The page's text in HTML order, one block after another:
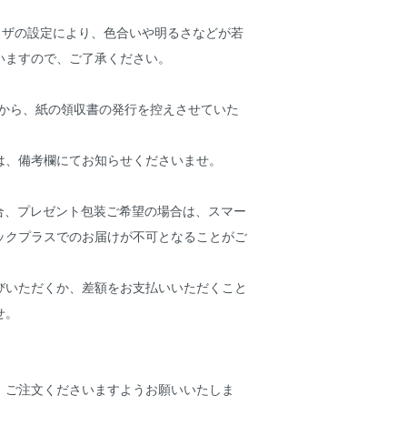
の設定により、色合いや明るさなどが若
すので、ご了承ください。
ら、紙の領収書の発行を控えさせていた
備考欄にてお知らせくださいませ。
プレゼント包装ご希望の場合は、スマー
クプラスでのお届けが不可となることがご
ただくか、差額をお支払いいただくこと
注文くださいますようお願いいたしま